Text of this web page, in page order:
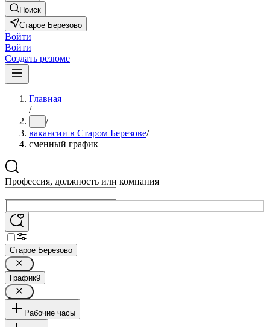
Поиск
Старое Березово
Войти
Войти
Создать резюме
Главная
/
... /
вакансии в Старом Березове/
сменный график
Профессия, должность или компания
Старое Березово
График9
Рабочие часы